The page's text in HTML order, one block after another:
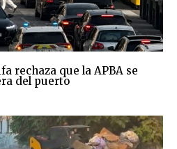
rechaza que la APBA se
del puerto